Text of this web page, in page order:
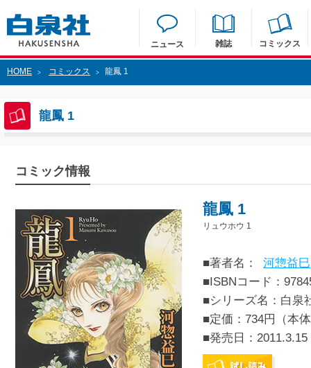
ニュース 雑誌 コミックス
HOME > コミックス > 龍鳳 1
龍鳳 1
コミック情報
龍鳳 1
リュウホウ 1
■著者名：
河惣益巳
■ISBNコード：
■シリーズ名：白泉
■定価：734円（本
■発売日： 2011.3.15